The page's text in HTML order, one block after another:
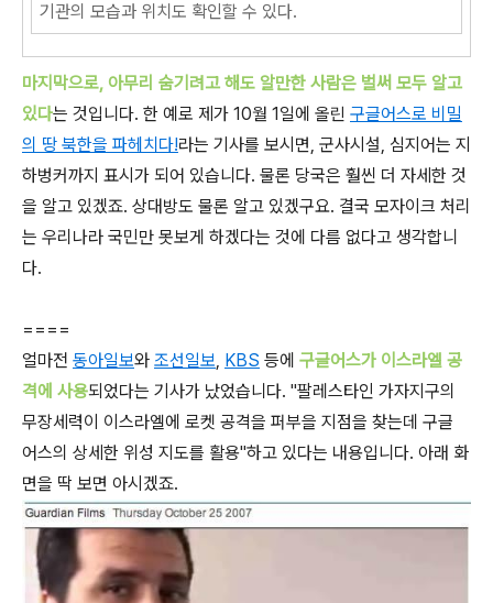
기관의 모습과 위치도 확인할 수 있다.
마지막으로, 아무리 숨기려고 해도 알만한 사람은 벌써 모두 알고
있다는 것입니다. 한 예로 제가 10월 1일에 올린 구글어스로 비밀
의 땅 북한을 파헤치다!라는 기사를 보시면, 군사시설, 심지어는 지
하벙커까지 표시가 되어 있습니다. 물론 당국은 훨씬 더 자세한 것
을 알고 있겠죠. 상대방도 물론 알고 있겠구요. 결국 모자이크 처리
는 우리나라 국민만 못보게 하겠다는 것에 다름 없다고 생각합니
다.
====
얼마전 동아일보와 조선일보, KBS 등에 구글어스가 이스라엘 공
격에 사용되었다는 기사가 났었습니다. "팔레스타인 가자지구의
무장세력이 이스라엘에 로켓 공격을 퍼부을 지점을 찾는데 구글
어스의 상세한 위성 지도를 활용"하고 있다는 내용입니다. 아래 화
면을 딱 보면 아시겠죠.